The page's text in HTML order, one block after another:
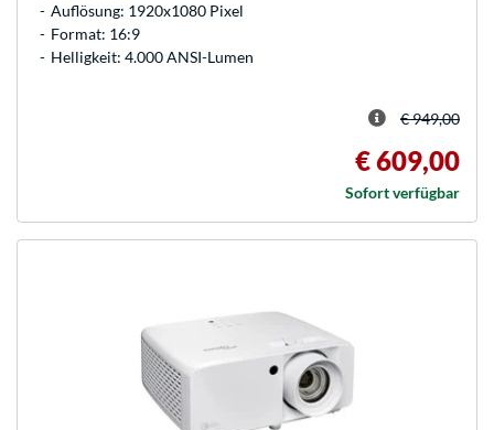
Auflösung: 1920x1080 Pixel
Format: 16:9
Helligkeit: 4.000 ANSI-Lumen
€ 949,00
€ 609,00
Sofort verfügbar